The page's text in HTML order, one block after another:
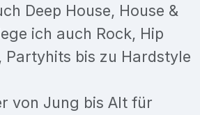
Deep House, House &
ich auch Rock, Hip
Partyhits bis zu Hardstyle
von Jung bis Alt für